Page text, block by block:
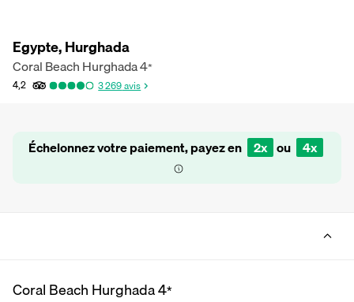
Egypte, Hurghada
Coral Beach Hurghada4*
4,2 3 269avis
Échelonnez votre paiement, payez en 2x ou 4x
Coral Beach Hurghada4*